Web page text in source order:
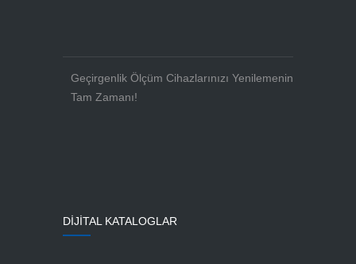
Geçirgenlik Ölçüm Cihazlarınızı Yenilemenin
Tam Zamanı!
DİJİTAL KATALOGLAR